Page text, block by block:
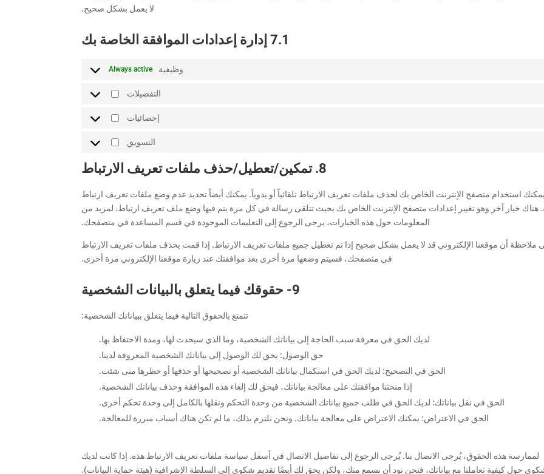
لا يعمل بشكل صحيح.
7.1 إدارة إعدادات الموافقة الخاصة بك
وظيفية Always active
التفضيلات
التفضيلات
إحصائيات
إحصائيات
التسويق
التسويق
8. تمكين/تعطيل/حذف ملفات تعريف الارتباط
يمكنك استخدام متصفح الإنترنت الخاص بك لحذف ملفات تعريف الارتباط تلقائياً أو يدوياً. يمكنك أيضاً تحديد عدم وضع ملفات تعريف ارتباط
هناك خيار آخر وهو تغيير إعدادات متصفح الإنترنت الخاص بك بحيث تتلقى رسالة في كل مرة يتم فيها وضع ملف تعريف ارتباط. لمزيد من
المعلومات حول هذه الخيارات، يرجى الرجوع إلى التعليمات الموجودة في قسم المساعدة في متصفحك.
ملاحظة أن موقعنا الإلكتروني قد لا يعمل بشكل صحيح إذا تم تعطيل جميع ملفات تعريف الارتباط. إذا قمت بحذف ملفات تعريف الارتباط
في متصفحك، فسيتم وضعها مرة أخرى بعد موافقتك عند زيارة موقعنا الإلكتروني مرة أخرى.
9- حقوقك فيما يتعلق بالبيانات الشخصية
تتمتع بالحقوق التالية فيما يتعلق ببياناتك الشخصية:
لديك الحق في معرفة سبب الحاجة إلى بياناتك الشخصية، وما الذي سيحدث لها، ومدة الاحتفاظ بها.
حق الوصول: يحق لك الوصول إلى بياناتك الشخصية المعروفة لدينا.
الحق في التصحيح: لديك الحق في استكمال بياناتك الشخصية أو تصحيحها أو حذفها أو حظرها متى شئت.
إذا منحتنا موافقتك على معالجة بياناتك، فيحق لك إلغاء هذه الموافقة وحذف بياناتك الشخصية.
الحق في نقل بياناتك: لديك الحق في طلب جميع بياناتك الشخصية من وحدة التحكم ونقلها بالكامل إلى وحدة تحكم أخرى.
الحق في الاعتراض: يمكنك الاعتراض على معالجة بياناتك. ونحن نلتزم بذلك، ما لم تكن هناك أسباب مبررة للمعالجة.
لممارسة هذه الحقوق، يُرجى الاتصال بنا. يُرجى الرجوع إلى تفاصيل الاتصال في أسفل سياسة ملفات تعريف الارتباط هذه. إذا كانت لديك
حول كيفية تعاملنا مع بياناتك، فنحن نود أن نسمع منك، ولكن يحق لك أيضًا تقديم شكوى إلى السلطة الإشرافية (هيئة حماية البيانات).